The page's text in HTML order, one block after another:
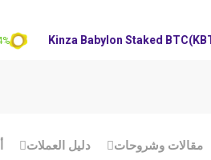
مقالات وشروحات دليل العملات
Kinza Babylon Staked BTC(KBTC)